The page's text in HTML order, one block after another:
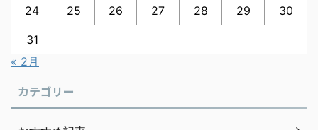
24 25 26 27 28 29 30
31
« 2月
カテゴリー